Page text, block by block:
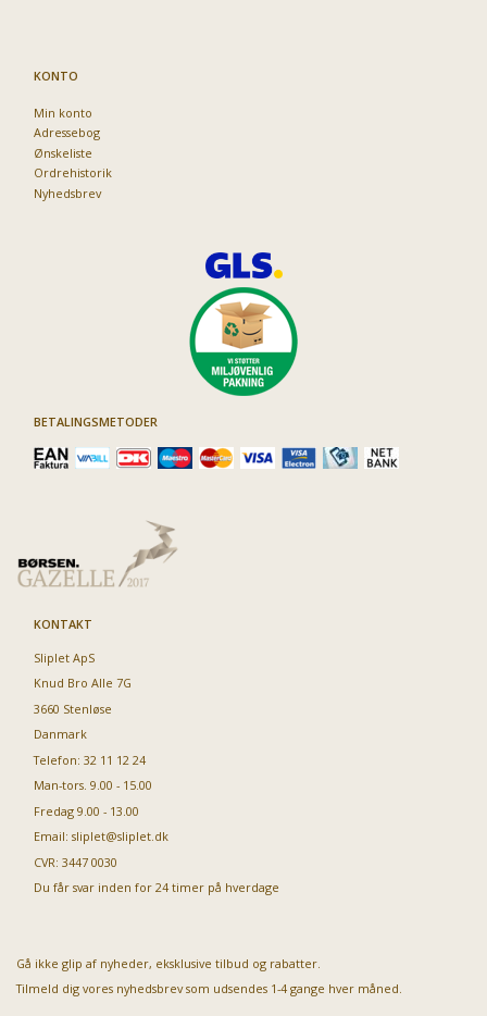
KONTO
Min konto
Adressebog
Ønskeliste
Ordrehistorik
Nyhedsbrev
BETALINGSMETODER
KONTAKT
Sliplet ApS
Knud Bro Alle 7G
3660 Stenløse
Danmark
Telefon: 32 11 12 24
Man-tors. 9.00 - 15.00
Fredag 9.00 - 13.00
Email: sliplet@sliplet.dk
CVR: 3447 0030
Du får svar inden for 24 timer på hverdage
Gå ikke glip af nyheder, eksklusive tilbud og rabatter.
Tilmeld dig vores nyhedsbrev som udsendes 1-4 gange hver måned.